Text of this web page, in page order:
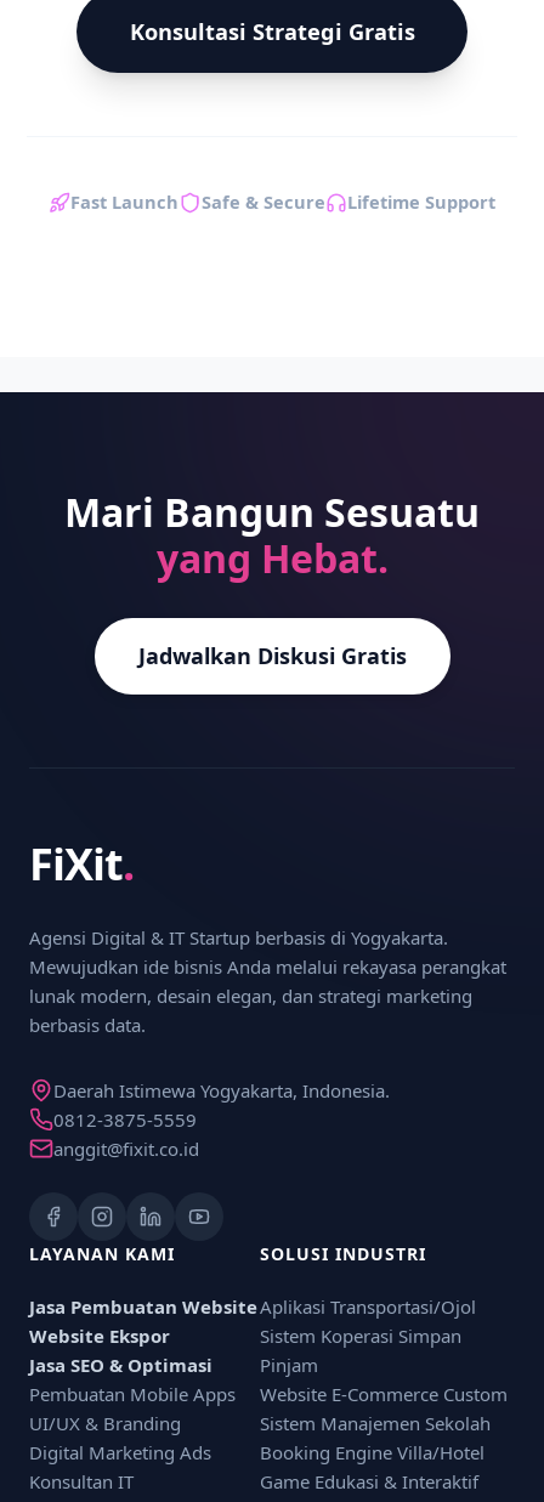
Konsultasi Strategi Gratis
Fast Launch Safe & Secure Lifetime Support
Mari Bangun Sesuatu
yang Hebat.
Jadwalkan Diskusi Gratis
FiXit.
Agensi Digital & IT Startup berbasis di Yogyakarta.
Mewujudkan ide bisnis Anda melalui rekayasa perangkat
lunak modern, desain elegan, dan strategi marketing
berbasis data.
Daerah Istimewa Yogyakarta, Indonesia.
0812-3875-5559
anggit@fixit.co.id
LAYANAN KAMI
Jasa Pembuatan Website
Website Ekspor
Jasa SEO & Optimasi
Pembuatan Mobile Apps
UI/UX & Branding
Digital Marketing Ads
Konsultan IT
SOLUSI INDUSTRI
Aplikasi Transportasi/Ojol
Sistem Koperasi Simpan
Pinjam
Website E-Commerce Custom
Sistem Manajemen Sekolah
Booking Engine Villa/Hotel
Game Edukasi & Interaktif